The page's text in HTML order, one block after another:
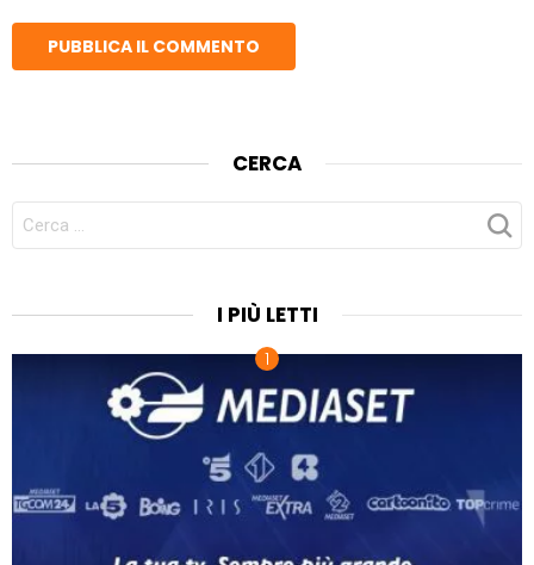
CERCA
CERCA
PER:
I PIÙ LETTI